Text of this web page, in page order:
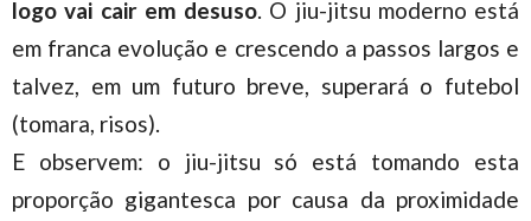
logo vai cair em desuso. O jiu-jitsu moderno está
em franca evolução e crescendo a passos largos e
talvez, em um futuro breve, superará o futebol
(tomara, risos).
E observem: o jiu-jitsu só está tomando esta
proporção gigantesca por causa da proximidade